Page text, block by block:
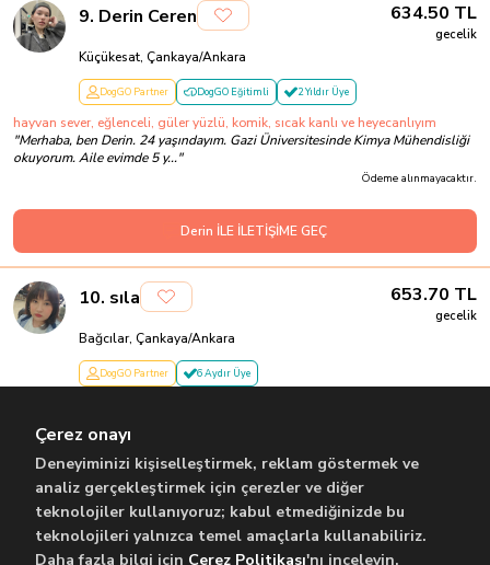
9. Derin Ceren 634.50 TL
gecelik
Küçükesat, Çankaya/Ankara
DogGO Partner DogGO Eğitimli 2 Yıldır Üye
hayvan sever, eğlenceli, güler yüzlü, komik, sıcak kanlı ve heyecanlıyım
"Merhaba, ben Derin. 24 yaşındayım. Gazi Üniversitesinde Kimya Mühendisliği
okuyorum. Aile evimde 5 y..."
Ödeme alınmayacaktır.
Derin İLE İLETİŞİME GEÇ
10. sıla 653.70 TL
gecelik
Bağcılar, Çankaya/Ankara
DogGO Partner 6 Aydır Üye
ve kedi baktım her ikis...
Son Aktiflik: 10 Temmuz Ödeme alınmayacaktır.
sıla İLE İLETİŞİME GEÇ
Çerez onayı
Deneyiminizi kişiselleştirmek, reklam göstermek ve
analiz gerçekleştirmek için çerezler ve diğer
teknolojiler kullanıyoruz; kabul etmediğinizde bu
teknolojileri yalnızca temel amaçlarla kullanabiliriz.
Daha fazla bilgi için Çerez Politikası'nı inceleyin.